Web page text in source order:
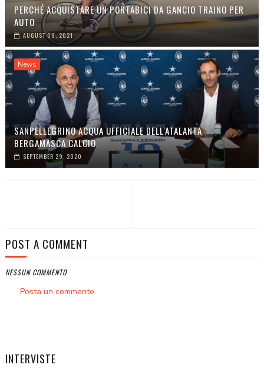
PERCHÉ ACQUISTARE UN PORTABICI DA GANCIO TRAINO PER
AUTO
AUGUST 09, 2021
News
SANPELLEGRINO ACQUA UFFICIALE DELL'ATALANTA
BERGAMASCA CALCIO.
SEPTEMBER 29, 2020
POST A COMMENT
NESSUN COMMENTO
Posta un commento
INTERVISTE